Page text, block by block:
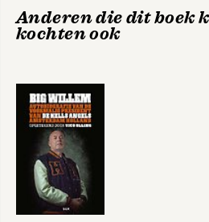
De strijd tegen de
Amsterdamse
onderwereld
Anderen die dit boek
kochten ook